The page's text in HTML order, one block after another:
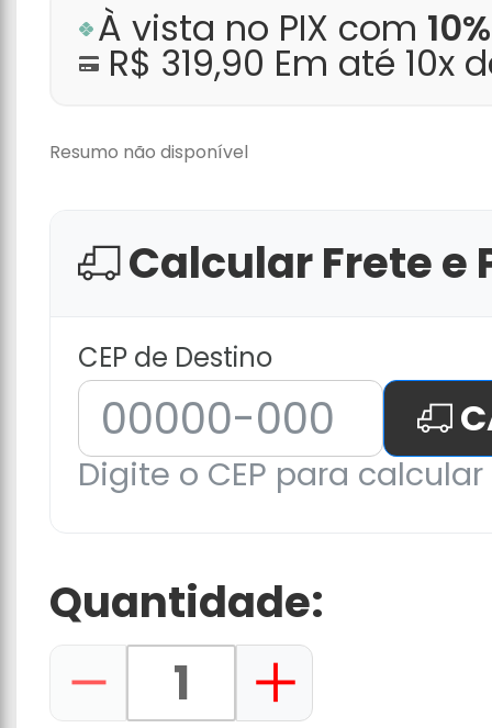
À vista no PIX com
R$ 319,90 Em até 10x
Resumo não disponível
Calcular Frete e
CEP de Destino
Digite o CEP para
Quantidade: